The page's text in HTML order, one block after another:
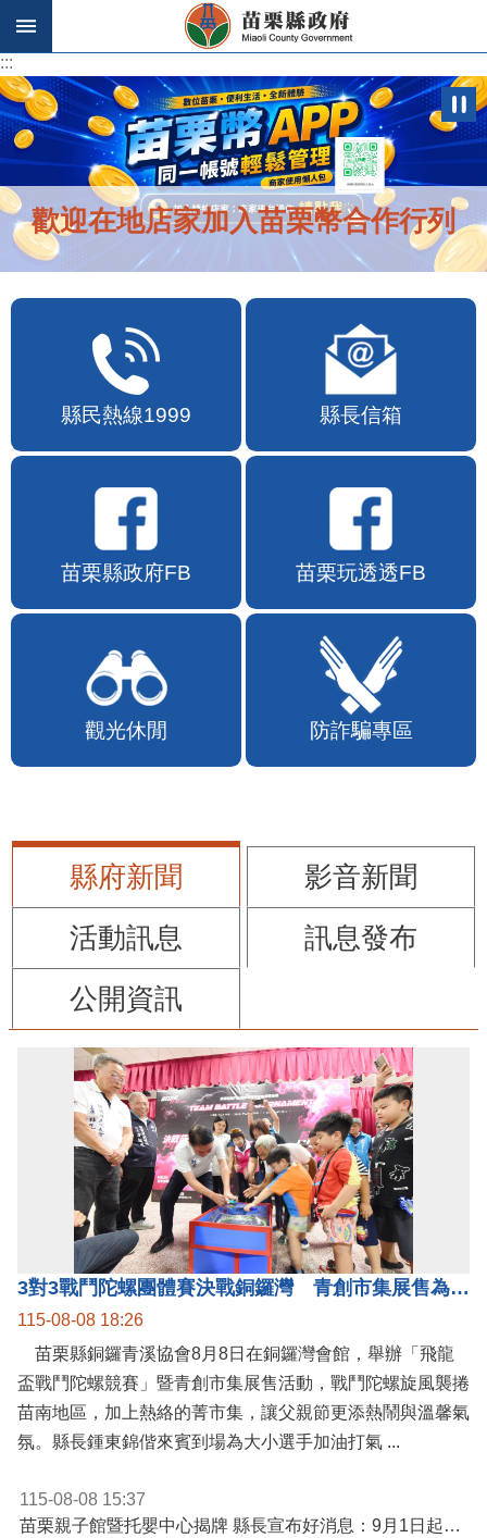
跳到主要內容區塊
:::
:::
歡迎在地店家加入苗栗幣合作行列
縣民熱線1999 縣長信箱
苗栗縣政府FB 苗栗玩透透FB
觀光休閒 防詐騙專區
縣府新聞
影音新聞
活動訊息
訊息發布
公開資訊
3對3戰鬥陀螺團體賽決戰銅鑼灣 青創市集展售為父親節增添繽紛
115-08-08 18:26
苗栗縣銅鑼青溪協會8月8日在銅鑼灣會館，舉辦「飛龍
盃戰鬥陀螺競賽」暨青創市集展售活動，戰鬥陀螺旋風襲捲
苗南地區，加上熱絡的菁市集，讓父親節更添熱鬧與溫馨氣
氛。縣長鍾東錦偕來賓到場為大小選手加油打氣 ...
115-08-08 15:37
苗栗親子館暨托嬰中心揭牌 縣長宣布好消息：9月1日起調降臨時托嬰費用